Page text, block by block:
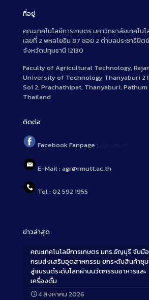
ที่อยู่
คณะเทคโนโลยีการเกษตร มหาวิทยาลัยเทคโ
เลขที่ 2 พหลโยธิน 87 ซอย 2 ตำบลประชาธิปัต
จังหวัดปทุมธานี 12130
Faculty of Agricultural Technology,
University of Technology Thanyaburi 2
Soi 2, Prachathipat, Thanyaburi, Pathum
Thailand
ติดต่อ
Facebook Fanpage :
E-Mail : agr@rmutt.ac.th
Tel : 02 592 1955
ข่าวล่าสุด
คณะเทคโนโลยีการเกษตร มทร.ธัญบุรี จับมือ
กรมส่งเสริมอุตสาหกรรม ยกระดับสินค้าชุ
สู่แบรนด์ระดับโลกผ่านนวัตกรรมอาหารและ
เครื่องดื่ม
4 สิงหาคม 2026